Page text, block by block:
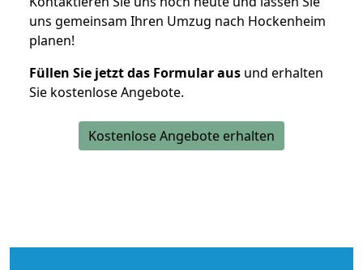
uns gemeinsam Ihren Umzug nach Hockenheim
planen!
Füllen Sie jetzt das Formular aus und erhalten
Sie kostenlose Angebote.
Kostenlose Angebote erhalten